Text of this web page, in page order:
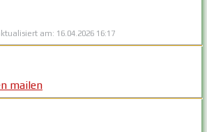
am: 16.04.2026 16:17
mailen